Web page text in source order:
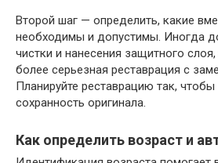
Второй шаг — определить, какие
необходимы и допустимы. Иногда
чистки и нанесения защитного
более серьезная реставрация с
Планируйте реставрацию так,
сохранность оригинала.
Как определить возраст и